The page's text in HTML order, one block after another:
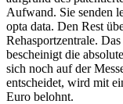
Aufwand. Sie senden
opta data. Den Rest
Rehasportzentrale.
bescheinigt die
sich noch auf der
entscheidet, wird mit
Euro belohnt.